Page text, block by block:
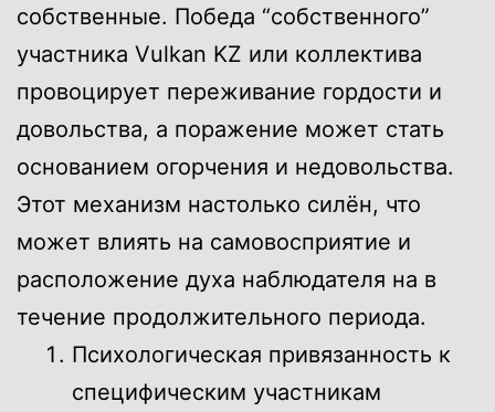
собственные. Победа “собственного”
участника Vulkan KZ или коллектива
провоцирует переживание гордости и
довольства, а поражение может стать
основанием огорчения и недовольства.
Этот механизм настолько силён, что
может влиять на самовосприятие и
расположение духа наблюдателя на в
течение продолжительного периода.
Психологическая привязанность к
специфическим участникам